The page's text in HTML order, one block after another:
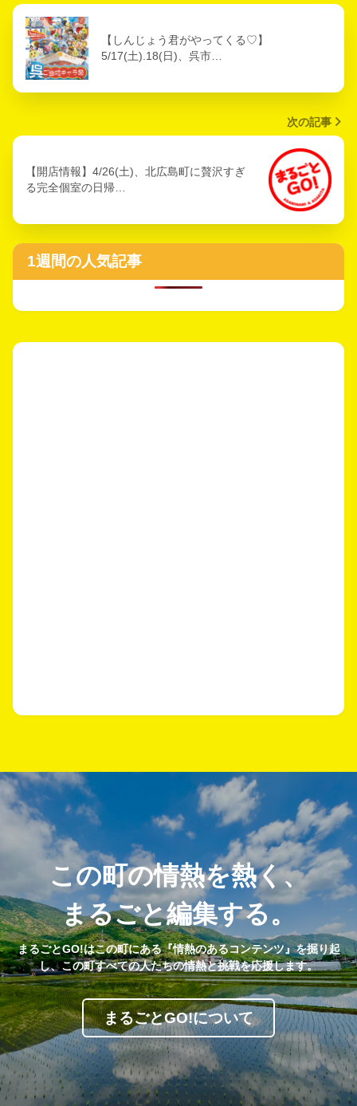
【しんじょう君がやってくる♡】
5/17(土).18(日)、呉市…
次の記事
【開店情報】4/26(土)、北広島町に贅沢すぎ
る完全個室の日帰…
1週間の人気記事
この町の情熱を熱く、
まるごと編集する。
まるごとGO!はこの町にある『情熱のあるコンテンツ』を掘り起
し、この町すべての人たちの情熱と挑戦を応援します。
まるごとGO!について